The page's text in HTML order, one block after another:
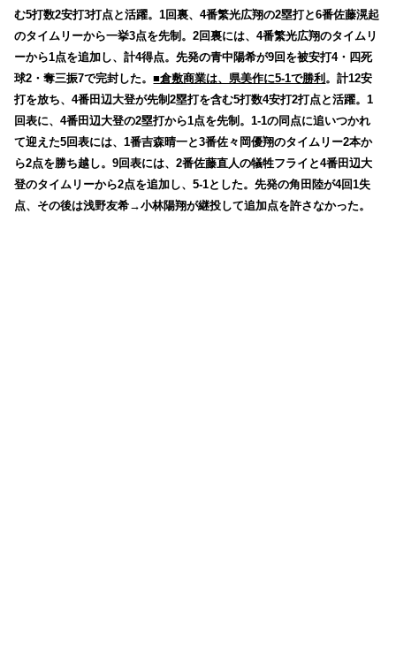
む5打数2安打3打点と活躍。1回裏、4番繁光広翔の2塁打と6番佐藤滉起
のタイムリーから一挙3点を先制。2回裏には、4番繁光広翔のタイムリ
ーから1点を追加し、計4得点。先発の青中陽希が9回を被安打4・四死
球2・奪三振7で完封した。■倉敷商業は、県美作に5-1で勝利 。計12安
打を放ち、4番田辺大登が先制2塁打を含む5打数4安打2打点と活躍。1
回表に、4番田辺大登の2塁打から1点を先制。1-1の同点に追いつかれ
て迎えた5回表には、1番吉森晴一と3番佐々岡優翔のタイムリー2本か
ら2点を勝ち越し。9回表には、2番佐藤直人の犠牲フライと4番田辺大
登のタイムリーから2点を追加し、5-1とした。先発の角田陸が4回1失
点、その後は浅野友希→小林陽翔が継投して追加点を許さなかった。